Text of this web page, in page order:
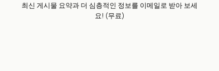
최신 게시물 요약과 더 심층적인 정보를 이메일로 받아 보세
요! (무료)